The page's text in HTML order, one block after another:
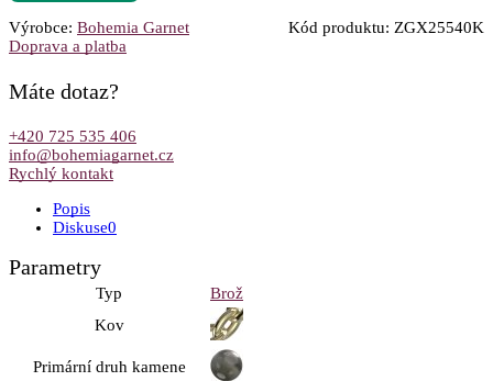
Výrobce: Bohemia Garnet Kód produktu: ZGX25540K
Doprava a platba
Máte dotaz?
+420 725 535 406
info@bohemiagarnet.cz
Rychlý kontakt
Popis
Diskuse0
Parametry
Typ
Brož
Kov
Primární druh kamene